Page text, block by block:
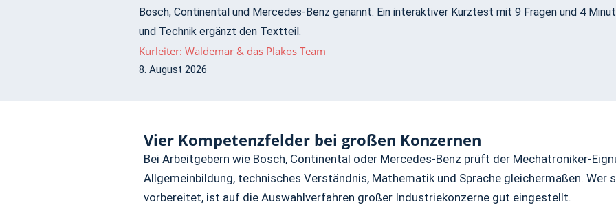
Bosch, Continental und Mercedes-Benz genannt. Ein interaktiver Kurztest mit 9 Fragen und 4
und Technik ergänzt den Textteil.
Kurleiter: Waldemar & das Plakos Team
8. August 2026
Vier Kompetenzfelder bei großen Konzernen
Bei Arbeitgebern wie Bosch, Continental oder Mercedes-Benz prüft der Mechatroniker-
Allgemeinbildung, technisches Verständnis, Mathematik und Sprache gleichermaßen. Wer
vorbereitet, ist auf die Auswahlverfahren großer Industriekonzerne gut eingestellt.